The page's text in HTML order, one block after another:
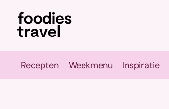
Recepten Weekmenu Inspiratie